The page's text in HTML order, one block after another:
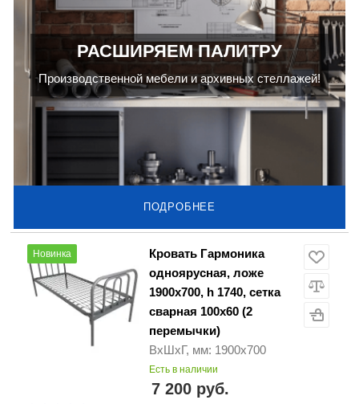
РАСШИРЯЕМ ПАЛИТРУ
Производственной мебели и архивных стеллажей!
ПОДРОБНЕЕ
Новинка
Кровать Гармоника
одноярусная, ложе
1900х700, h 1740, сетка
сварная 100x60 (2
перемычки)
ВхШхГ, мм: 1900х700
Есть в наличии
7 200 руб.